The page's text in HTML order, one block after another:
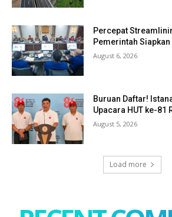
Percepat
Pemerintah
August 6, 2026
Buruan Daftar!
Upacara HUT ke-81
August 5, 2026
Load more